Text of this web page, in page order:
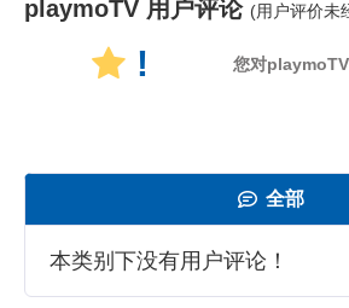
playmoTV 用户评论 (用户评价未
! 您对
全部
速度
看在线视频
本类别下没有用户评论！